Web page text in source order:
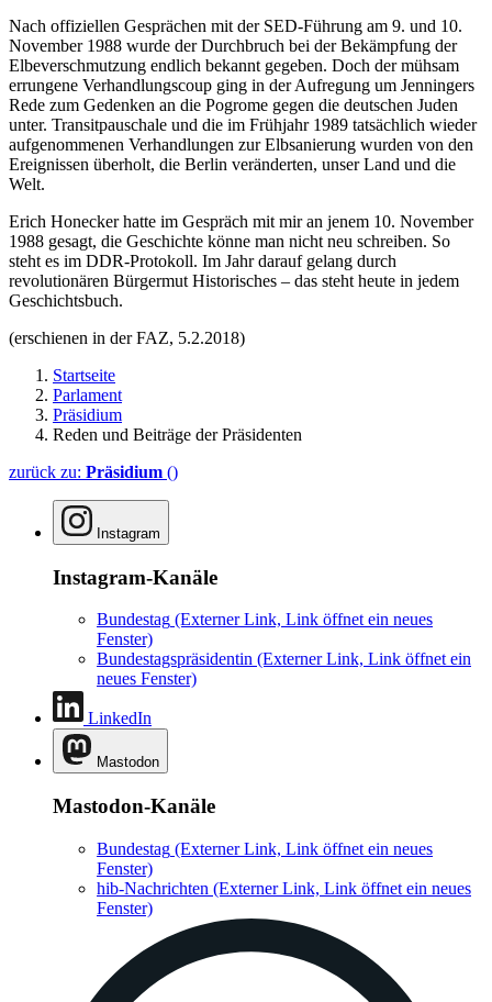
Nach offiziellen Gesprächen mit der SED-Führung am 9. und 10.
November 1988 wurde der Durchbruch bei der Bekämpfung der
Elbeverschmutzung endlich bekannt gegeben. Doch der mühsam
errungene Verhandlungscoup ging in der Aufregung um Jenningers
Rede zum Gedenken an die Pogrome gegen die deutschen Juden
unter. Transitpauschale und die im Frühjahr 1989 tatsächlich wieder
aufgenommenen Verhandlungen zur Elbsanierung wurden von den
Ereignissen überholt, die Berlin veränderten, unser Land und die
Welt.
Erich Honecker hatte im Gespräch mit mir an jenem 10. November
1988 gesagt, die Geschichte könne man nicht neu schreiben. So
steht es im DDR-Protokoll. Im Jahr darauf gelang durch
revolutionären Bürgermut Historisches – das steht heute in jedem
Geschichtsbuch.
(erschienen in der FAZ, 5.2.2018)
Startseite
Parlament
Präsidium
Reden und Beiträge der Präsidenten
zurück zu: Präsidium ()
Instagram
Instagram-Kanäle
Bundestag (Externer Link, Link öffnet ein neues
Fenster)
Bundestagspräsidentin (Externer Link, Link öffnet ein
neues Fenster)
LinkedIn
Mastodon
Mastodon-Kanäle
Bundestag (Externer Link, Link öffnet ein neues
Fenster)
hib-Nachrichten (Externer Link, Link öffnet ein neues
Fenster)